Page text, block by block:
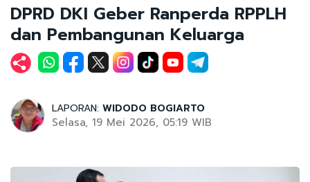
DPRD DKI Geber Ranperda RPPLH
dan Pembangunan Keluarga
LAPORAN: WIDODO BOGIARTO
Selasa, 19 Mei 2026, 05:19 WIB